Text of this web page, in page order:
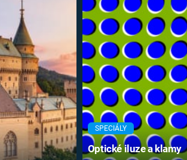
SPECIÁLY
Optické iluze a klamy